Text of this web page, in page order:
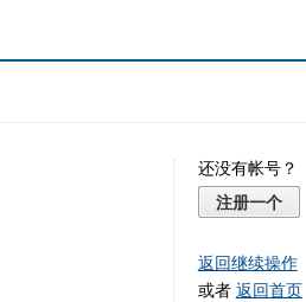
还没有帐号？
注册一个
返回继续操作
或者 返回首页